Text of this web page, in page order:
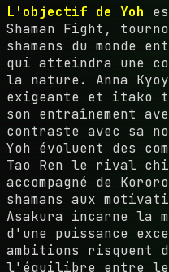
L'objectif de Yoh
Shaman Fight,
shamans du monde
qui atteindra une
la nature. Anna
exigeante et itako
son entraînement
contraste avec sa
Yoh évoluent des
Tao Ren le rival
accompagné de
shamans aux
Asakura incarne la
d'une puissance
ambitions risquent
l'équilibre entre